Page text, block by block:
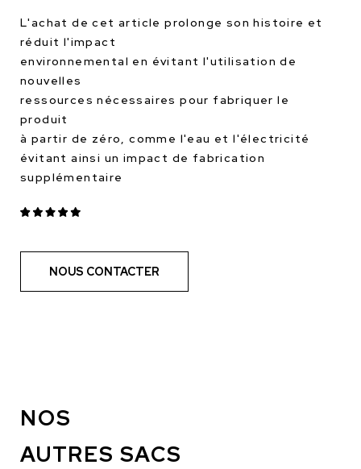
L'achat de cet article prolonge son histoire et
réduit l'impact
environnemental en évitant l'utilisation de
nouvelles
ressources nécessaires pour fabriquer le
produit
à partir de zéro, comme l'eau et l'électricité
évitant ainsi un impact de fabrication
supplémentaire
NOUS CONTACTER
NOS
AUTRES SACS